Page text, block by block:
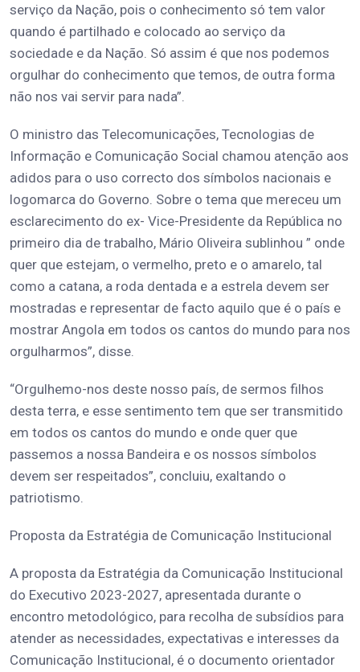
serviço da Nação, pois o conhecimento só tem valor
quando é partilhado e colocado ao serviço da
sociedade e da Nação. Só assim é que nos podemos
orgulhar do conhecimento que temos, de outra forma
não nos vai servir para nada”.
O ministro das Telecomunicações, Tecnologias de
Informação e Comunicação Social chamou atenção aos
adidos para o uso correcto dos símbolos nacionais e
logomarca do Governo. Sobre o tema que mereceu um
esclarecimento do ex- Vice-Presidente da República no
primeiro dia de trabalho, Mário Oliveira sublinhou ” onde
quer que estejam, o vermelho, preto e o amarelo, tal
como a catana, a roda dentada e a estrela devem ser
mostradas e representar de facto aquilo que é o país e
mostrar Angola em todos os cantos do mundo para nos
orgulharmos”, disse.
“Orgulhemo-nos deste nosso país, de sermos filhos
desta terra, e esse sentimento tem que ser transmitido
em todos os cantos do mundo e onde quer que
passemos a nossa Bandeira e os nossos símbolos
devem ser respeitados”, concluiu, exaltando o
patriotismo.
Proposta da Estratégia de Comunicação Institucional
A proposta da Estratégia da Comunicação Institucional
do Executivo 2023-2027, apresentada durante o
encontro metodológico, para recolha de subsídios para
atender as necessidades, expectativas e interesses da
Comunicação Institucional, é o documento orientador